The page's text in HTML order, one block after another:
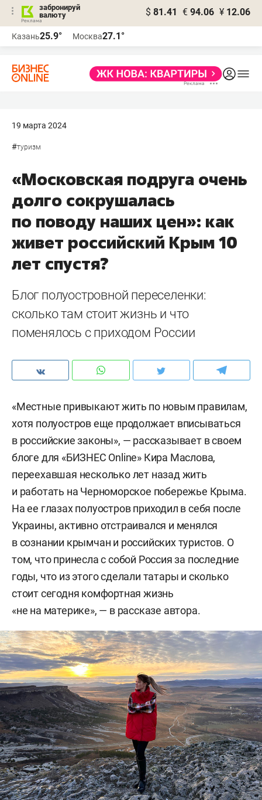
забронируй
валюту
$ 81.41 € 94.06 ¥ 12.06
Казань25.9° Москва27.1°
19 марта 2024
#туризм
«Московская подруга очень
долго сокрушалась
по поводу наших цен»: как
живет российский Крым 10
лет спустя?
Блог полуостровной переселенки:
сколько там стоит жизнь и что
поменялось с приходом России
«Местные привыкают жить по новым правилам,
хотя полуостров еще продолжает вписываться
в российские законы», — рассказывает в своем
блоге для «БИЗНЕС Online» Кира Маслова,
переехавшая несколько лет назад жить
и работать на Черноморское побережье Крыма.
На ее глазах полуостров приходил в себя после
Украины, активно отстраивался и менялся
в сознании крымчан и российских туристов. О
том, что принесла с собой Россия за последние
годы, что из этого сделали татары и сколько
стоит сегодня комфортная жизнь
«не на материке», — в рассказе автора.